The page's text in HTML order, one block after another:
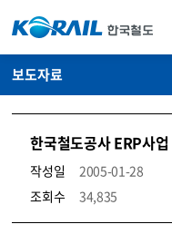
보도자료
한국철도공사 ERP사
작성일
2005-01-28
조회수
34,835
뉴스·홍보_보도자료 상세보기 – 내용, 파일, 담당자 연락처로 구성